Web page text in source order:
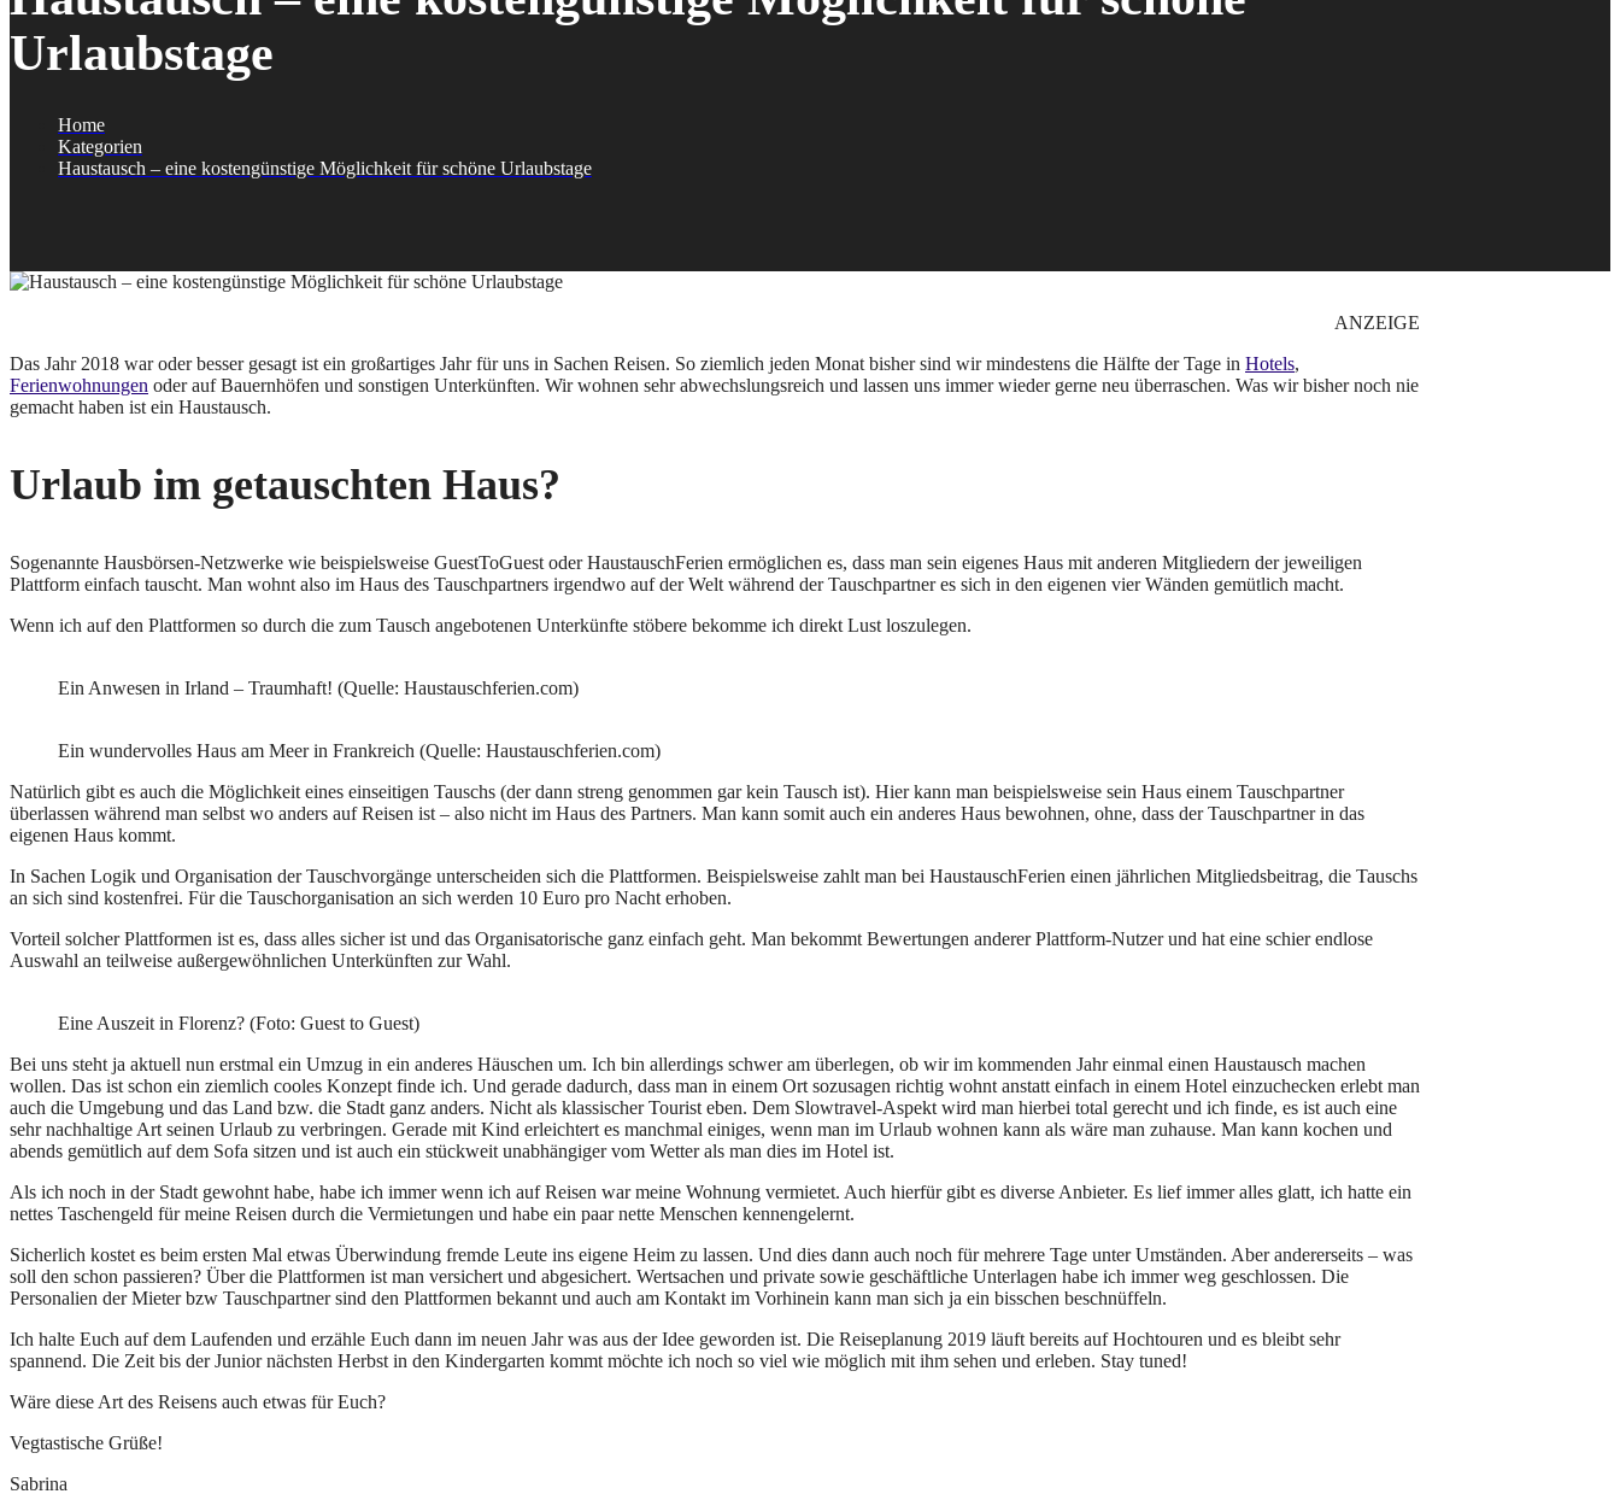
Urlaubstage
Home
Kategorien
Haustausch – eine kostengünstige Möglichkeit für schöne Urlaubstage
ANZEIGE
Das Jahr 2018 war oder besser gesagt ist ein großartiges Jahr für uns in Sachen Reisen. So ziemlich jeden Monat bisher sind wir mindestens die Hälfte der Tage in Hotels,
Ferienwohnungen oder auf Bauernhöfen und sonstigen Unterkünften. Wir wohnen sehr abwechslungsreich und lassen uns immer wieder gerne neu überraschen. Was wir bisher noch nie
gemacht haben ist ein Haustausch.
Urlaub im getauschten Haus?
Sogenannte Hausbörsen-Netzwerke wie beispielsweise GuestToGuest oder HaustauschFerien ermöglichen es, dass man sein eigenes Haus mit anderen Mitgliedern der jeweiligen
Plattform einfach tauscht. Man wohnt also im Haus des Tauschpartners irgendwo auf der Welt während der Tauschpartner es sich in den eigenen vier Wänden gemütlich macht.
Wenn ich auf den Plattformen so durch die zum Tausch angebotenen Unterkünfte stöbere bekomme ich direkt Lust loszulegen.
Ein Anwesen in Irland – Traumhaft! (Quelle: Haustauschferien.com)
Ein wundervolles Haus am Meer in Frankreich (Quelle: Haustauschferien.com)
Natürlich gibt es auch die Möglichkeit eines einseitigen Tauschs (der dann streng genommen gar kein Tausch ist). Hier kann man beispielsweise sein Haus einem Tauschpartner
überlassen während man selbst wo anders auf Reisen ist – also nicht im Haus des Partners. Man kann somit auch ein anderes Haus bewohnen, ohne, dass der Tauschpartner in das
eigenen Haus kommt.
In Sachen Logik und Organisation der Tauschvorgänge unterscheiden sich die Plattformen. Beispielsweise zahlt man bei HaustauschFerien einen jährlichen Mitgliedsbeitrag, die Tauschs
an sich sind kostenfrei. Für die Tauschorganisation an sich werden 10 Euro pro Nacht erhoben.
Vorteil solcher Plattformen ist es, dass alles sicher ist und das Organisatorische ganz einfach geht. Man bekommt Bewertungen anderer Plattform-Nutzer und hat eine schier endlose
Auswahl an teilweise außergewöhnlichen Unterkünften zur Wahl.
Eine Auszeit in Florenz? (Foto: Guest to Guest)
Bei uns steht ja aktuell nun erstmal ein Umzug in ein anderes Häuschen um. Ich bin allerdings schwer am überlegen, ob wir im kommenden Jahr einmal einen Haustausch machen
wollen. Das ist schon ein ziemlich cooles Konzept finde ich. Und gerade dadurch, dass man in einem Ort sozusagen richtig wohnt anstatt einfach in einem Hotel einzuchecken erlebt man
auch die Umgebung und das Land bzw. die Stadt ganz anders. Nicht als klassischer Tourist eben. Dem Slowtravel-Aspekt wird man hierbei total gerecht und ich finde, es ist auch eine
sehr nachhaltige Art seinen Urlaub zu verbringen. Gerade mit Kind erleichtert es manchmal einiges, wenn man im Urlaub wohnen kann als wäre man zuhause. Man kann kochen und
abends gemütlich auf dem Sofa sitzen und ist auch ein stückweit unabhängiger vom Wetter als man dies im Hotel ist.
Als ich noch in der Stadt gewohnt habe, habe ich immer wenn ich auf Reisen war meine Wohnung vermietet. Auch hierfür gibt es diverse Anbieter. Es lief immer alles glatt, ich hatte ein
nettes Taschengeld für meine Reisen durch die Vermietungen und habe ein paar nette Menschen kennengelernt.
Sicherlich kostet es beim ersten Mal etwas Überwindung fremde Leute ins eigene Heim zu lassen. Und dies dann auch noch für mehrere Tage unter Umständen. Aber andererseits – was
soll den schon passieren? Über die Plattformen ist man versichert und abgesichert. Wertsachen und private sowie geschäftliche Unterlagen habe ich immer weg geschlossen. Die
Personalien der Mieter bzw Tauschpartner sind den Plattformen bekannt und auch am Kontakt im Vorhinein kann man sich ja ein bisschen beschnüffeln.
Ich halte Euch auf dem Laufenden und erzähle Euch dann im neuen Jahr was aus der Idee geworden ist. Die Reiseplanung 2019 läuft bereits auf Hochtouren und es bleibt sehr
spannend. Die Zeit bis der Junior nächsten Herbst in den Kindergarten kommt möchte ich noch so viel wie möglich mit ihm sehen und erleben. Stay tuned!
Wäre diese Art des Reisens auch etwas für Euch?
Vegtastische Grüße!
Sabrina